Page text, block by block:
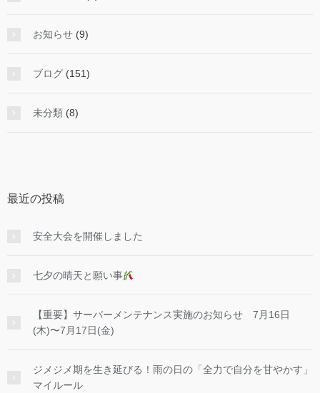
お知らせ (9)
ブログ (151)
未分類 (8)
最近の投稿
安全大会を開催しました
七夕の晴天と願い事
【重要】サーバーメンテナンス実施のお知らせ 7月16日
(木)〜7月17日(金)
ジメジメ期を生き延びる！雨の日の「全力で自分を甘やかす」
マイルール